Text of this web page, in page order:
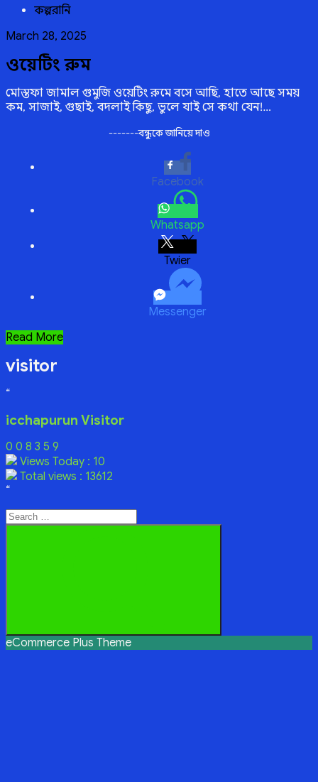
কল্পরানি
Posted
March 28, 2025
ওয়েটিং রুম
মোস্তফা জামাল গুমুজি ওয়েটিং রুমে বসে আছি, হাতে আছে সময়
কম, সাজাই, গুছাই, বদলাই কিছু, ভুলে যাই সে কথা যেন!…
-------বন্ধুকে জানিয়ে দাও
Facebook
Whatsapp
Twitter
Messenger
ওয়েটিং
Read More
visitor
“
icchapurun Visitor
0 0 8 3 5 9
Views Today : 10
Total views : 13612
“
Search
for:
eCommerce Plus Theme